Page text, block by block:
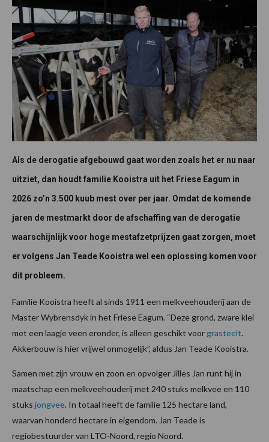
Als de derogatie afgebouwd gaat worden zoals het er nu naar
uitziet, dan houdt familie Kooistra uit het Friese Eagum in
2026 zo’n 3.500 kuub mest over per jaar. Omdat de komende
jaren de mestmarkt door de afschaffing van de derogatie
waarschijnlijk voor hoge mestafzetprijzen gaat zorgen, moet
er volgens Jan Teade Kooistra wel een oplossing komen voor
dit probleem.
Familie Kooistra heeft al sinds 1911 een melkveehouderij aan de
Master Wybrensdyk in het Friese Eagum. “Deze grond, zware klei
met een laagje veen eronder, is alleen geschikt voor grasteelt.
Akkerbouw is hier vrijwel onmogelijk”, aldus Jan Teade Kooistra.
Samen met zijn vrouw en zoon en opvolger Jilles Jan runt hij in
maatschap een melkveehouderij met 240 stuks melkvee en 110
stuks jongvee. In totaal heeft de familie 125 hectare land,
waarvan honderd hectare in eigendom. Jan Teade is
regiobestuurder van LTO-Noord, regio Noord.